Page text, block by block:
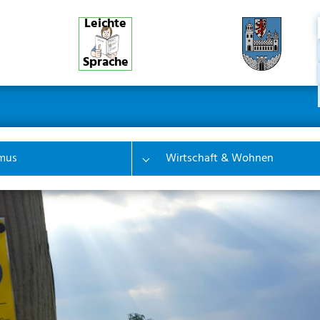
Leichte
Sprache
"Bürgerinfo & Service" Submenu for "Tourismus"
Wirtschaft & Wohnen